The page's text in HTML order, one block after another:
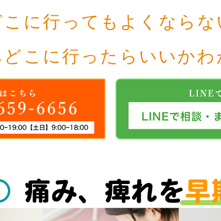
こに行ってもよくならな
こに行ったらいいか